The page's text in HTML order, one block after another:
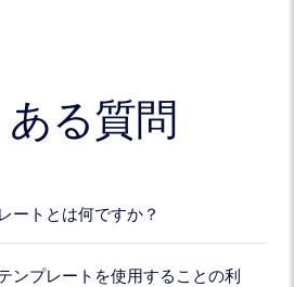
る質問
ートとは何ですか？
ンプレートを使用することの利